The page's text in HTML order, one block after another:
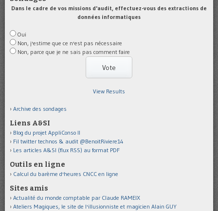
Dans le cadre de vos missions d'audit, effectuez-vous des extractions de
données informatiques
Oui
Non, j'estime que ce n'est pas nécessaire
Non, parce que je ne sais pas comment faire
View Results
Archive des sondages
Liens A&SI
Blog du projet AppliConso II
Fil twitter technos & audit @BenoitRiviere14
Les articles A&SI (flux RSS) au format PDF
Outils en ligne
Calcul du barème d'heures CNCC en ligne
Sites amis
Actualité du monde comptable par Claude RAMEIX
Ateliers Magiques, le site de l'illusionniste et magicien Alain GUY